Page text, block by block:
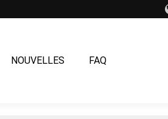
NOUVELLES FAQ